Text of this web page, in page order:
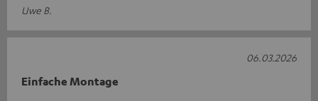
Uwe B.
Einfache Montage
06.03.2026